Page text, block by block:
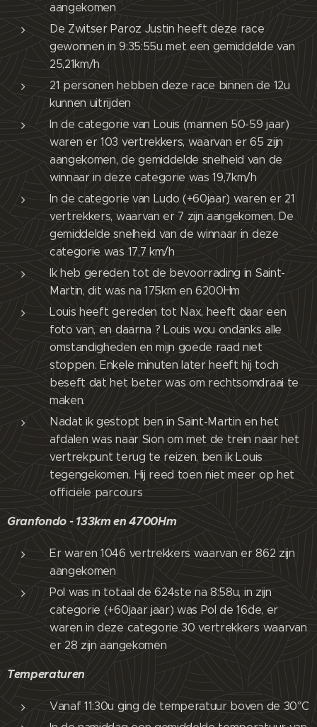
aangekomen
De Zwitser Paroz Justin heeft deze race
gewonnen in 9:35:55u met een gemiddelde van
25,21km/h
21 personen hebben deze race binnen de 12u
kunnen uitrijden
In de categorie van Louis (mannen 50-59 jaar)
waren er 103 vertrekkers, waarvan er 65 zijn
aangekomen, de gemiddelde snelheid van de
winnaar in deze categorie was 19,7km/h
In de categorie van Ludo (+60jaar) waren er 21
vertrekkers, waarvan er 7 zijn aangekomen. De
gemiddelde snelheid van de winnaar in deze
categorie was 17,7 km/h
Ik heb gereden tot de bevoorrading in Saint-
Martin, dit was na 175km en 6200Hm
Louis heeft gereden tot Nax, heeft daar een
foto van, en daarna ? Louis wou ondanks alle
omstandigheden en mijn goede raad niet
stoppen. Enkele minuten later heeft hij toch
beseft dat het beter was om rechtsomdraai te
maken.
Nadat ik gestopt ben in Saint-Martin en het
afdalen was naar Sion om met de trein naar het
vertrekpunt terug te reizen, ben ik Louis
tegengekomen. Hij reed toen niet meer op het
officiële parcours
Granfondo - 133km en 4700Hm
Er waren 1046 vertrekkers waarvan er 862 zijn
aangekomen
Pol was in totaal de 624ste na 8:58u, in zijn
categorie (+60jaar jaar) was Pol de 16de, er
waren in deze categorie 30 vertrekkers waarvan
er 28 zijn aangekomen
Temperaturen
Vanaf 11:30u ging de temperatuur boven de 30°C